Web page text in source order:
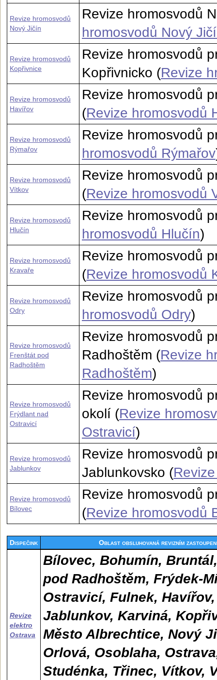
Revize hromosvodů
Nový Jičín
Revize hromosvodů
hromosvodů Nový
Revize hromosvodů
Kopřivnice
Revize hromosvodů
Kopřivnicko (Revize
Revize hromosvodů
Havířov
Revize hromosvodů
(Revize hromosvodů
Revize hromosvodů
Rýmařov
Revize hromosvodů
hromosvodů Rýmařov
Revize hromosvodů
Vítkov
Revize hromosvodů
(Revize hromosvodů
Revize hromosvodů
Hlučín
Revize hromosvodů
hromosvodů Hlučín)
Revize hromosvodů
Kravaře
Revize hromosvodů
(Revize hromosvodů
Revize hromosvodů
Odry
Revize hromosvodů
hromosvodů Odry)
Revize hromosvodů
Frenštát pod
Radhoštěm
Revize hromosvodů
Radhoštěm (Revize
Radhoštěm)
Revize hromosvodů
Frýdlant nad
Ostravicí
Revize hromosvodů
okolí (Revize
Ostravicí)
Revize hromosvodů
Jablunkov
Revize hromosvodů
Jablunkovsko (
Revize hromosvodů
Bílovec
Revize hromosvodů
(Revize hromosvodů
Dispečink Oblast obsluhovaná revizním
Revize
elektro
Ostrava
Bílovec, Bohumín,
pod Radhoštěm, Frýdek-
Ostravicí, Fulnek,
Jablunkov, Karviná,
Město Albrechtice, Nový
Orlová, Osoblaha,
Studénka, Třinec, Vítkov,